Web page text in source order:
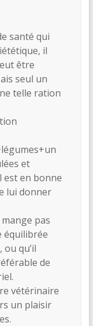
santé qui
il
être
seul un
telle ration
et
est en bonne
lui donner
pas
équilibrée
ou qu’il
de
vétérinaire
un plaisir